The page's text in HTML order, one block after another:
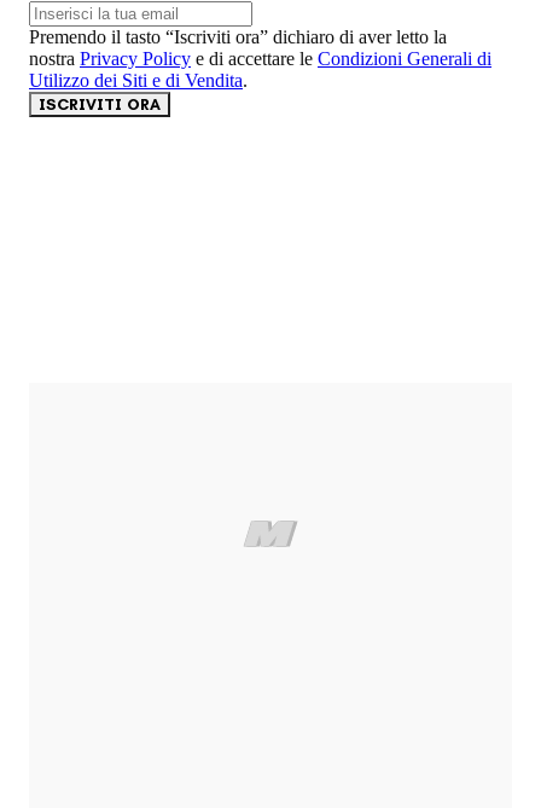
Premendo il tasto “Iscriviti ora” dichiaro di aver letto la
nostra Privacy Policy e di accettare le Condizioni Generali di
Utilizzo dei Siti e di Vendita.
ISCRIVITI ORA